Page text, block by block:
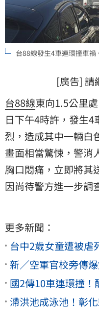
台88線發生4車連環撞車禍
[廣告]
台88線東向1.5公里處
日下午4時許，發生4
烈，造成其中一輛白
畫面相當驚悚，警消
胸口悶痛，立即將其
因尚待警方進一步調
更多新聞：
台中2歲女童遭被虐
新／空軍官校旁傳
國2傳10車連環撞
滯洪池成泳池！彰